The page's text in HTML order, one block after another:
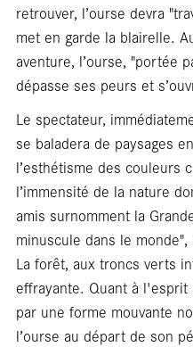
retrouver, l’ourse devra
met en garde la blairelle.
aventure, l’ourse, "portée
dépasse ses peurs et
Le spectateur,
se baladera de paysages
l’esthétisme des couleurs
l’immensité de la nature
amis surnomment la
minuscule dans le
La forêt, aux troncs verts
effrayante. Quant à
par une forme mouvante
l’ourse au départ de son